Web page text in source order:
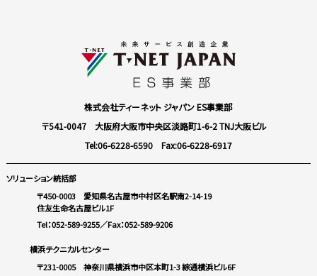
株式会社ティーネット ジャパン ES事業部
〒541-0047 大阪府大阪市中央区淡路町1-6-2 TNJ大阪ビル
Tel:06-6228-6590Fax:06-6228-6917
ソリューション統括部
〒450-0003 愛知県名古屋市中村区名駅南2-14-19
住友生命名古屋ビル1F
Tel：052-589-9255／Fax：052-589-9206
横浜テクニカルセンター
〒231-0005 神奈川県横浜市中区本町1-3 綜通横浜ビル6F